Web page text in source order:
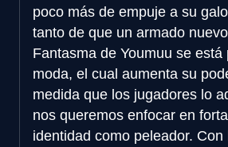
poco más de empuje a su
tanto de que un armado
Fantasma de Youmuu se está
moda, el cual aumenta su
medida que los jugadores lo
nos queremos enfocar en
identidad como peleador. Con